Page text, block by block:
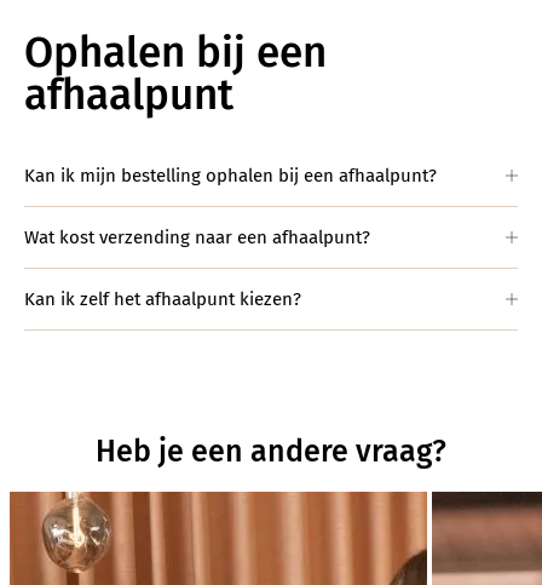
Ophalen bij een
afhaalpunt
Kan ik mijn bestelling ophalen bij een afhaalpunt?
Wat kost verzending naar een afhaalpunt?
Kan ik zelf het afhaalpunt kiezen?
Heb je een andere vraag?